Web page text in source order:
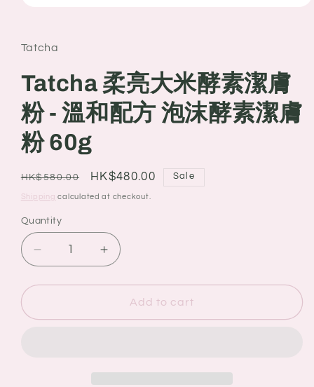
in
modal
Tatcha
Tatcha 柔亮大米酵素潔膚
粉 - 溫和配方 泡沫酵素潔膚
粉 60g
Regular
price
HK$580.00
Sale
price
HK$480.00 Sale
Shipping calculated at checkout.
Quantity
Quantity
Decrease
quantity
for
柔
Increase
quantity
for
Tatcha
柔
米
Add to cart